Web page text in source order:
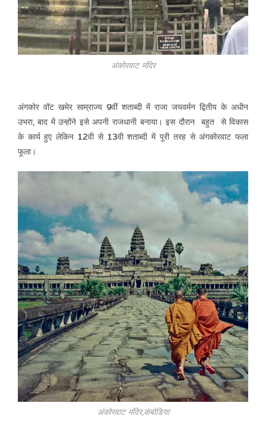
अंकोरवाट मंदिर
अंगकोर वॉट खमेर साम्राज्य 9वीं शताब्दी में राजा जयवर्मन द्वितीय के अधीन
उभरा, बाद में उन्होंने इसे अपनी राजधानी बनाया। इस दौरान बहुत से विकास
के कार्य हुए लेकिन 12वी से 13वी शताब्दी में पूरी तरह से अंगकोरवाट फला
फूला।
अंकोरवाट मंदिर,कंबोडिया